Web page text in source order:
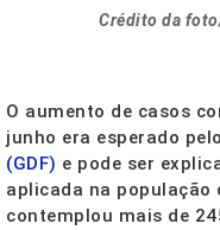
Crédito da
O aumento de casos
junho era esperado pelo
(GDF) e pode ser
aplicada na população
contemplou mais de